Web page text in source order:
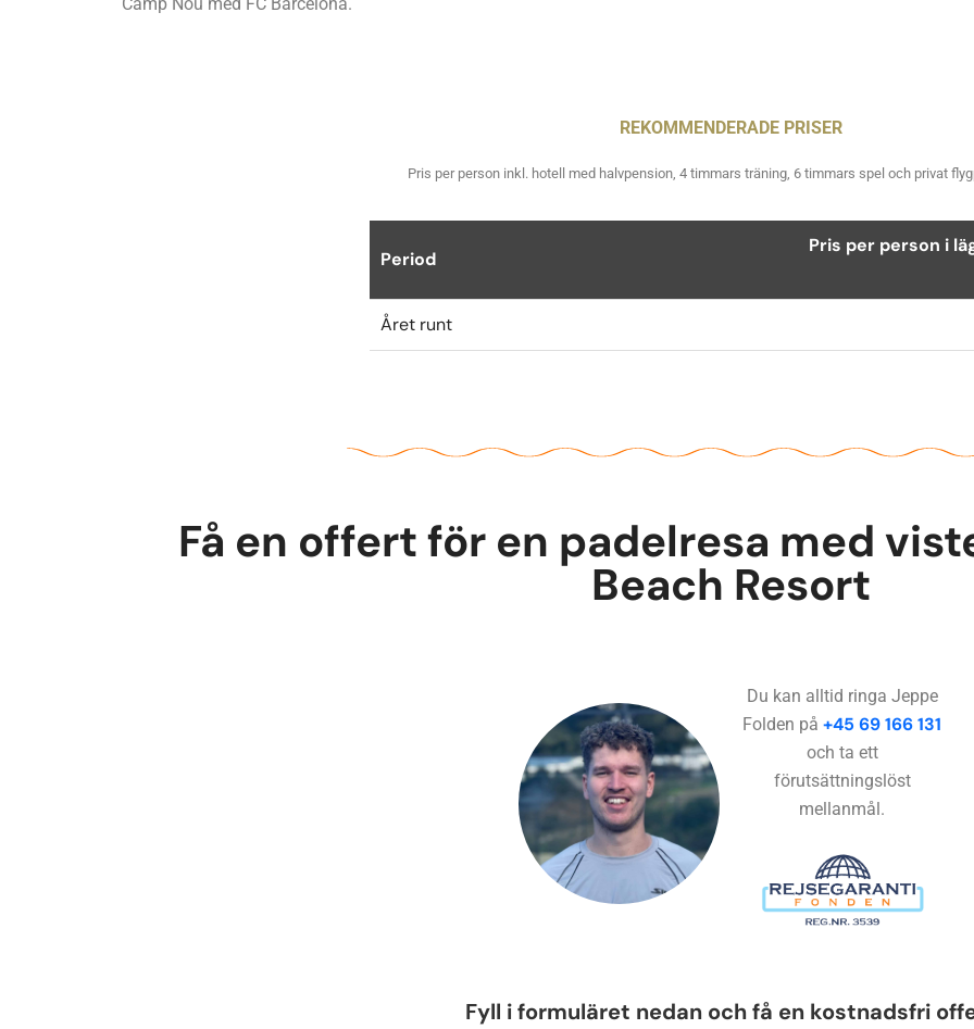
REKOMMENDERADE PRISER
Pris per person inkl. hotell med halvpension, 4 timmars träning, 6 timmars spel och privat
Period
Pris per person i
Året runt
Få en offert för en padelresa med
Beach Resort
Du kan alltid ringa Jeppe
Folden på+45 69 166 131
och ta ett
förutsättningslöst
mellanmål.
Fyll i formuläret nedan och få en kostnadsfri